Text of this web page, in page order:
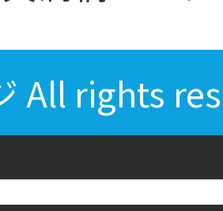
All rights